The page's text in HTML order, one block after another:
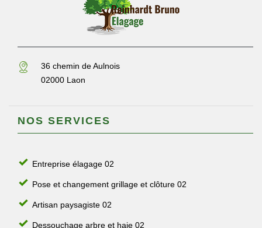
36 chemin de Aulnois
02000 Laon
NOS SERVICES
Entreprise élagage 02
Pose et changement grillage et clôture 02
Artisan paysagiste 02
Dessouchage arbre et haie 02